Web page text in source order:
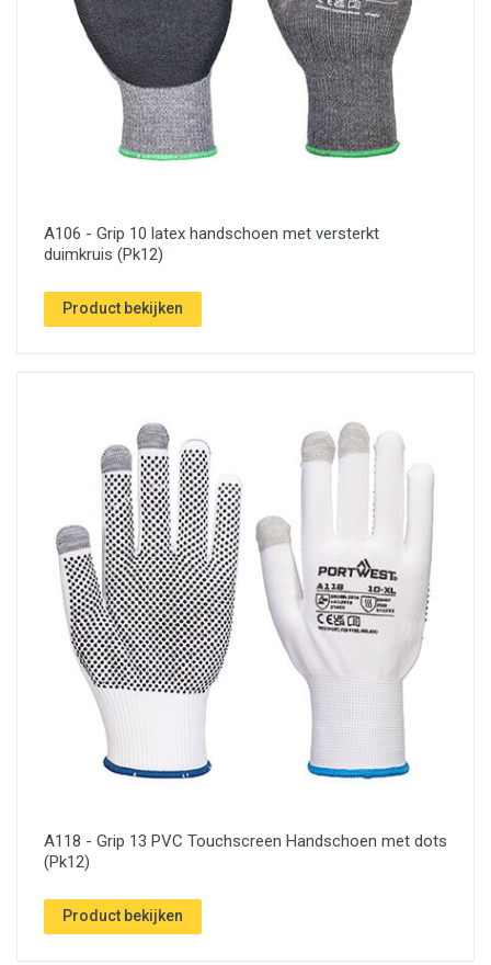
A106 - Grip 10 latex handschoen met versterkt
duimkruis (Pk12)
Product bekijken
A118 - Grip 13 PVC Touchscreen Handschoen met dots
(Pk12)
Product bekijken